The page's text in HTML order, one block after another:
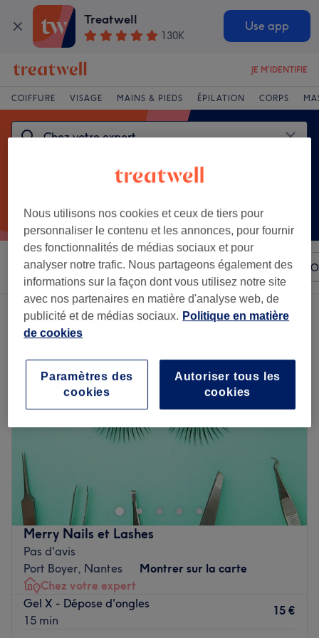
Treatwell
130K
Use app
JE M'IDENTIFIE
COIFFURE VISAGE MAINS & PIEDS ÉPILATION CORPS
Trier par N'importe quel prix Marques Salons
Un établissement offrant:chez votre expert à Nantes Erdre, Nantes
Merry Nails et Lashes
Pas d'avis
Port Boyer, Nantes
Montrer sur la carte
Chez votre expert
Gel X - Dépose d'ongles
15 min
15 €
Nous utilisons nos cookies et ceux de tiers pour
personnaliser le contenu et les annonces, pour fournir
des fonctionnalités de médias sociaux et pour
analyser notre trafic. Nous partageons également des
informations sur la façon dont vous utilisez notre site
avec nos partenaires en matière d'analyse web, de
publicité et de médias sociaux. Politique en matière
de cookies
Autoriser tous les
cookies
Paramètres des
cookies